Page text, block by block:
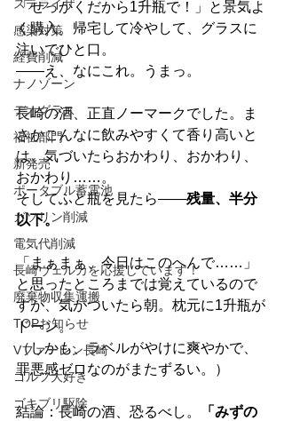
ステライザ
感染対策
経費削減
ナノゾーン
デオグラス
福祉部門
新発売
ポータブル蓄電池
ガソリン削減
電気代削減
長崎ヴェルカを応援しています！
廃棄物収集運搬
TOPお知らせ
Vファーレン長崎
ゴルフ大好き
ゴキブリ駆除
「せっかくだから1升瓶で！」と景気よ
く購入。帰宅して冷やして、グラスに
注いでひと口。
――え、なにこれ。うまっ。
長崎の酒、正直ノーマークでした。ま
さかこんなに飲みやすくて香り高いと
は。気づいたらおかわり、おかわり、
おかわり……。
そしてふと瓶を見たら――残量、半分
以下。
「まぁまぁ、今日はこのへんで……」
と思ったところまでは覚えているので
すが、気がついたら朝。枕元に1升瓶が
ドーン。
（しかも、ラベルがやけに爽やかで、
罪悪感ゼロなのがまたずるい。）
結論：長崎の酒、恐るべし。
「みずの